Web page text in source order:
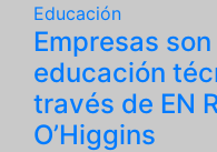
Educación
Empresas
educación
través de EN
O’Higgins